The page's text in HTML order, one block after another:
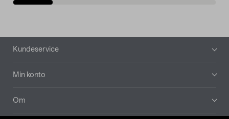
Bunntekst
Kundeservice
Min konto
Om